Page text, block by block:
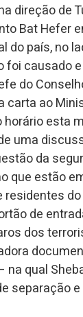
direção de
Bat Hefer
do país, no
foi causado
do
carta ao
esta
uma
da
que estão
residentes
de
dos
na qual
separação